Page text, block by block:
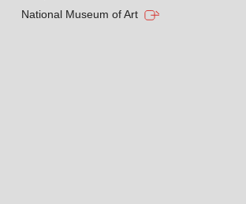
National Museum of Art